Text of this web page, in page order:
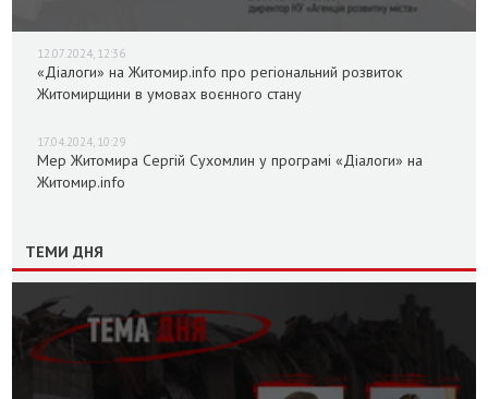
12.07.2024, 12:36
«Діалоги» на Житомир.info про регіональний розвиток
Житомирщини в умовах воєнного стану
17.04.2024, 10:29
Мер Житомира Сергій Сухомлин у програмі «Діалоги» на
Житомир.info
ТЕМИ ДНЯ